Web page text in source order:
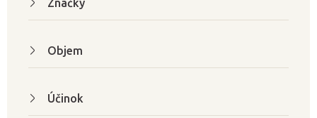
Značky
Objem
Účinok